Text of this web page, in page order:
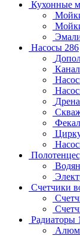
Кухонные
Насосы 286
Счетчики
Радиаторы